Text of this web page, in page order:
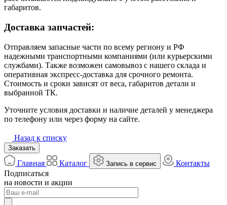
габаритов.
Доставка запчастей:
Отправляем запасные части по всему региону и РФ
надежными транспортными компаниями (или курьерскими
службами). Также возможен самовывоз с нашего склада и
оперативная экспресс-доставка для срочного ремонта.
Стоимость и сроки зависят от веса, габаритов детали и
выбранной ТК.
Уточните условия доставки и наличие деталей у менеджера
по телефону или через форму на сайте.
Назад к списку
Заказать
Главная Каталог Запись в сервис
Контакты
Подписаться
на новости и акции